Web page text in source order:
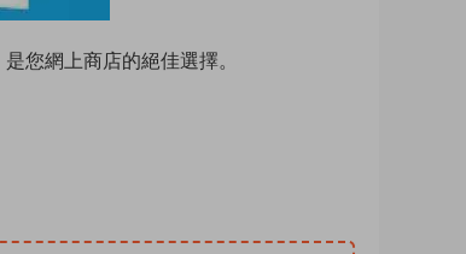
您網上商店的絕佳選擇。